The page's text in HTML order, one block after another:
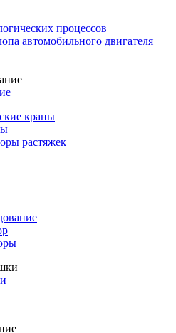
процессов
автомобильного двигателя
краны
растяжек